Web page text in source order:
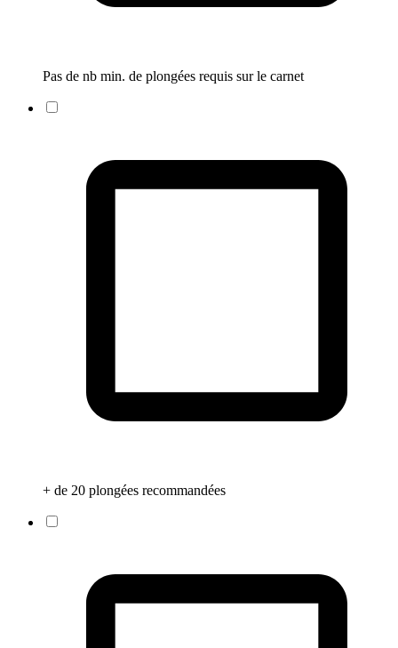
Pas de nb min. de plongées requis sur le carnet
+ de 20 plongées recommandées